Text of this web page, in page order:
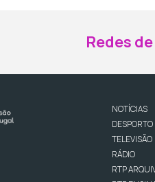
Redes
NOTÍCIAS
DESPORTO
TELEVISÃO
RÁDIO
RTP